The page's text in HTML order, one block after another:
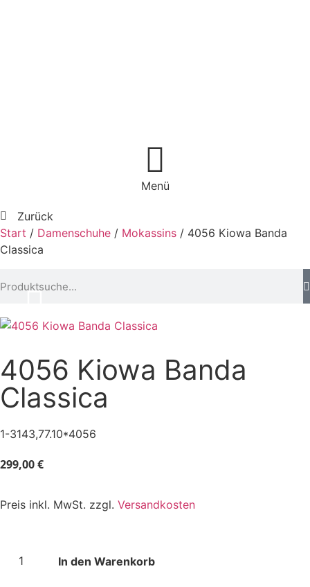
Menü
Zurück
Start / Damenschuhe / Mokassins / 4056 Kiowa Banda
Classica
4056 Kiowa Banda
Classica
1-3143,77.10*4056
299,00€
Preis inkl. MwSt. zzgl. Versandkosten
In den Warenkorb